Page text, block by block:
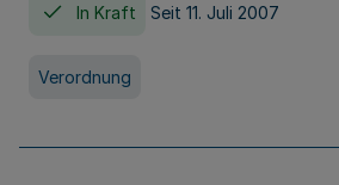
In Kraft Seit 11. Juli 2007
Verordnung